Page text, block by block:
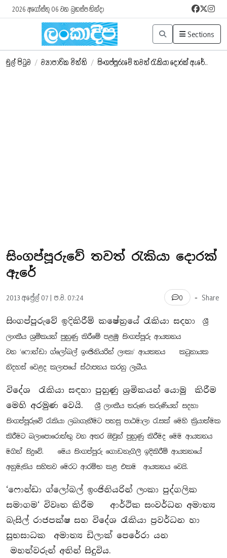
2026 අගෝස්තු 06 වන බ්‍රහස්පතින්දා
Sections
මුල් පිටුව / ව්‍යාපාරික විත්ති / සිංගප්පූරුවේ තවත් රැකියා දොරක් ඇරේ..
සිංගප්පූරුවේ තවත් රැකියා දොරක්
ඇරේ
2013 අප්‍රේල් 07 | ප.ව. 07:24 0 - Share
සිංගප්පූරුවේ ඉදිකිරීම් කෂේත්‍රයේ රැකියා සදහා
ශ‍්‍රී
ලාංකීය ශ‍්‍රමිකයන් පුහුණු කිරීමේ පළමු සිංගප්පූරු ආයතනය
වන ‘ෆොන්ඩා ග්ලෝබල් ඉංජිනියරින් ලංකා‘ ආයතනය කටුනායක
නිදහස් වෙළද කලාපයේ ස්ථාපනය කරනු ලැබීය.
විදේශ රැකියා සඳහා පුහුණු ශ‍්‍රමිකයන් යොමු කිරීම
මෙහි අරමුණ වෙයි.
ශ‍්‍රී ලාංකීය තරුණ තරුණියන් ස‍දහා
සිංගප්පූරුවේ රැකියා ලබාගැනීමට පහසු පාඨමාලා රැසක් මෙහි ක්‍රියාත්මක
කිරීමට බලාපොරොත්තු වන අතර ඔවුන් පුහුණු කිරීමද මෙම ආයතනය
මගින් සිදුවේ. මෙය සිංගප්පූරු ගොඩනැගිලි ඉදිකිරීම් ආයතනයේ
අනුමැතිය සහිතව මෙරට ආරම්භ කළ එකම ආයතනය වෙයි.
‘ෆොන්ඩා ග්ලෝබල් ඉංජිනියරින් ලංකා පුද්ගලික
සමාගම‘ විවෘත කිරීම ආර්ථික සංවර්ධන අමාත්‍ය
බැසිල් රාජපක්ෂ සහ විදේශ රැකියා ප‍්‍රවර්ධන හා
සුභසාධක අමාත්‍ය ඩිලාක් පෙරේරා යන
මහත්වරුන් අතින් සිදුවිය.